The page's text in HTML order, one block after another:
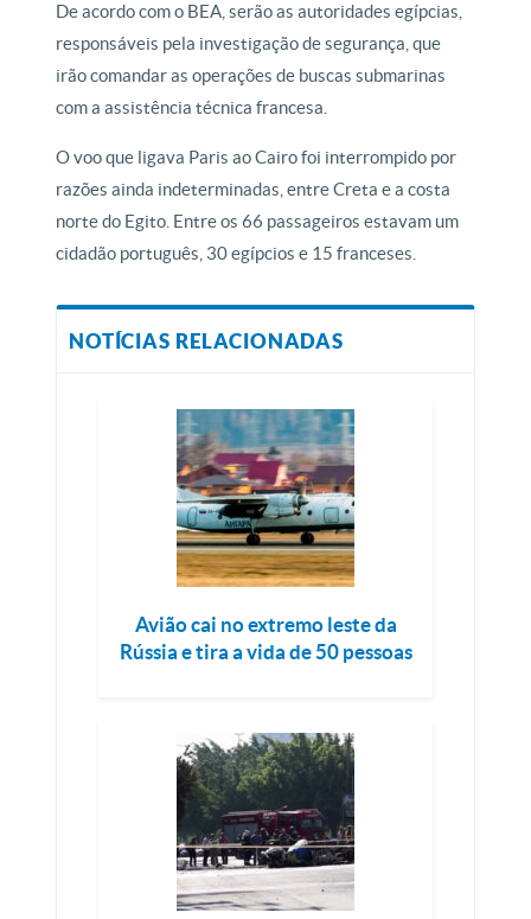
De acordo com o BEA, serão as autoridades egípcias,
responsáveis pela investigação de segurança, que
irão comandar as operações de buscas submarinas
com a assistência técnica francesa.
O voo que ligava Paris ao Cairo foi interrompido por
razões ainda indeterminadas, entre Creta e a costa
norte do Egito. Entre os 66 passageiros estavam um
cidadão português, 30 egípcios e 15 franceses.
NOTÍCIAS RELACIONADAS
Avião cai no extremo leste da
Rússia e tira a vida de 50 pessoas